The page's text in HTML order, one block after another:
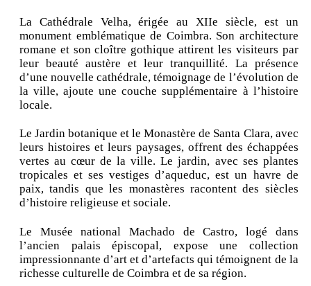
La Cathédrale Velha, érigée au XIIe siècle, est un
monument emblématique de Coimbra. Son architecture
romane et son cloître gothique attirent les visiteurs par
leur beauté austère et leur tranquillité. La présence
d’une nouvelle cathédrale, témoignage de l’évolution de
la ville, ajoute une couche supplémentaire à l’histoire
locale.
Le Jardin botanique et le Monastère de Santa Clara, avec
leurs histoires et leurs paysages, offrent des échappées
vertes au cœur de la ville. Le jardin, avec ses plantes
tropicales et ses vestiges d’aqueduc, est un havre de
paix, tandis que les monastères racontent des siècles
d’histoire religieuse et sociale.
Le Musée national Machado de Castro, logé dans
l’ancien palais épiscopal, expose une collection
impressionnante d’art et d’artefacts qui témoignent de la
richesse culturelle de Coimbra et de sa région.